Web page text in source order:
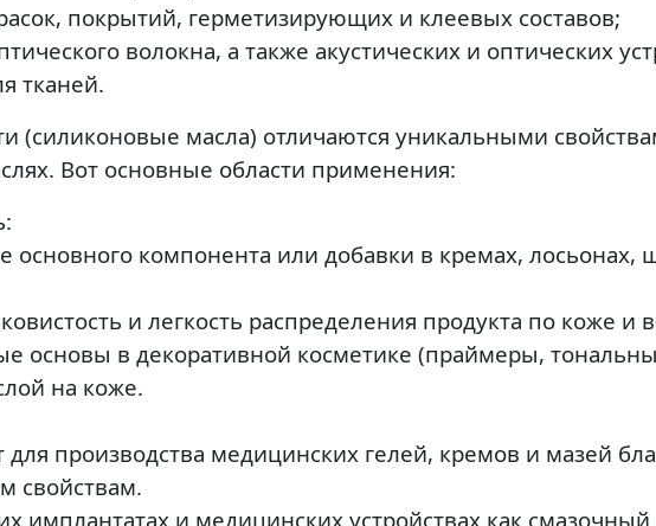
покрытий, герметизирующих и клеевых составов;
волокна, а также акустических и оптических
тканей.
(силиконовые масла) отличаются уникальными
Вот основные области применения:
основного компонента или добавки в кремах, лосьонах,
и легкость распределения продукта по коже и
основы в декоративной косметике (праймеры,
на коже.
производства медицинских гелей, кремов и мазей
свойствам.
имплантатах и медицинских устройствах как смазочный